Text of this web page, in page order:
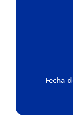
Fecha